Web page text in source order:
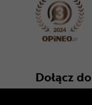
Dołącz